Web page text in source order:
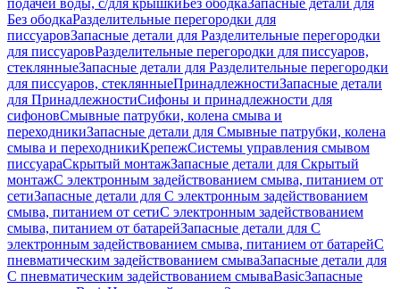
подачей воды, с/для крышкиБез ободкаЗапасные детали для
Без ободкаРазделительные перегородки для
писсуаровЗапасные детали для Разделительные перегородки
для писсуаровРазделительные перегородки для писсуаров,
стеклянныеЗапасные детали для Разделительные перегородки
для писсуаров, стеклянныеПринадлежностиЗапасные детали
для ПринадлежностиСифоны и принадлежности для
сифоновСмывные патрубки, колена смыва и
переходникиЗапасные детали для Смывные патрубки, колена
смыва и переходникиКрепежСистемы управления смывом
писсуараСкрытый монтажЗапасные детали для Скрытый
монтажС электронным задействованием смыва, питанием от
сетиЗапасные детали для С электронным задействованием
смыва, питанием от сетиС электронным задействованием
смыва, питанием от батарейЗапасные детали для С
электронным задействованием смыва, питанием от батарейС
пневматическим задействованием смываЗапасные детали для
С пневматическим задействованием смываBasicЗапасные